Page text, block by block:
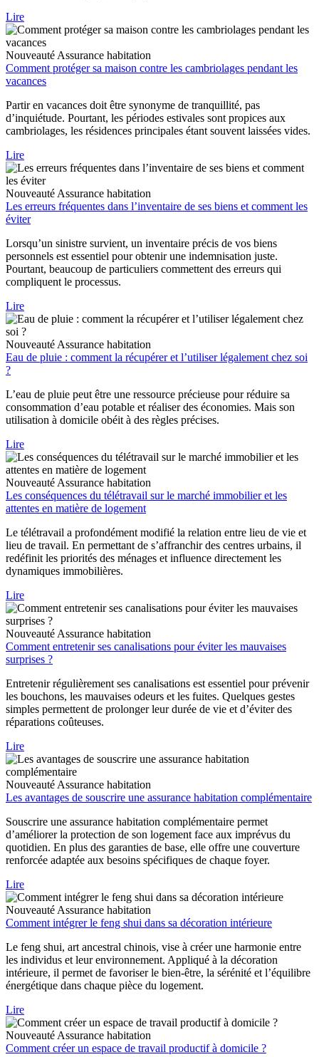
Lire
Nouveauté Assurance habitation
Comment protéger sa maison contre les cambriolages pendant les
vacances
Partir en vacances doit être synonyme de tranquillité, pas
d’inquiétude. Pourtant, les périodes estivales sont propices aux
cambriolages, les résidences principales étant souvent laissées vides.
Lire
Nouveauté Assurance habitation
Les erreurs fréquentes dans l’inventaire de ses biens et comment les
éviter
Lorsqu’un sinistre survient, un inventaire précis de vos biens
personnels est essentiel pour obtenir une indemnisation juste.
Pourtant, beaucoup de particuliers commettent des erreurs qui
compliquent le processus.
Lire
Nouveauté Assurance habitation
Eau de pluie : comment la récupérer et l’utiliser légalement chez soi
?
L’eau de pluie peut être une ressource précieuse pour réduire sa
consommation d’eau potable et réaliser des économies. Mais son
utilisation à domicile obéit à des règles précises.
Lire
Nouveauté Assurance habitation
Les conséquences du télétravail sur le marché immobilier et les
attentes en matière de logement
Le télétravail a profondément modifié la relation entre lieu de vie et
lieu de travail. En permettant de s’affranchir des centres urbains, il
redéfinit les priorités des ménages et influence directement les
dynamiques immobilières.
Lire
Nouveauté Assurance habitation
Comment entretenir ses canalisations pour éviter les mauvaises
surprises ?
Entretenir régulièrement ses canalisations est essentiel pour prévenir
les bouchons, les mauvaises odeurs et les fuites. Quelques gestes
simples permettent de prolonger leur durée de vie et d’éviter des
réparations coûteuses.
Lire
Nouveauté Assurance habitation
Les avantages de souscrire une assurance habitation complémentaire
Souscrire une assurance habitation complémentaire permet
d’améliorer la protection de son logement face aux imprévus du
quotidien. En plus des garanties de base, elle offre une couverture
renforcée adaptée aux besoins spécifiques de chaque foyer.
Lire
Nouveauté Assurance habitation
Comment intégrer le feng shui dans sa décoration intérieure
Le feng shui, art ancestral chinois, vise à créer une harmonie entre
les individus et leur environnement. Appliqué à la décoration
intérieure, il permet de favoriser le bien-être, la sérénité et l’équilibre
énergétique dans chaque pièce du logement.
Lire
Nouveauté Assurance habitation
Comment créer un espace de travail productif à domicile ?